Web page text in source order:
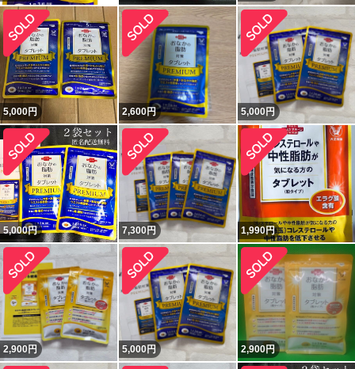
5,000円 2,600円 5,000円
5,000円 7,300円 1,990円
2,900円 5,000円 2,900円